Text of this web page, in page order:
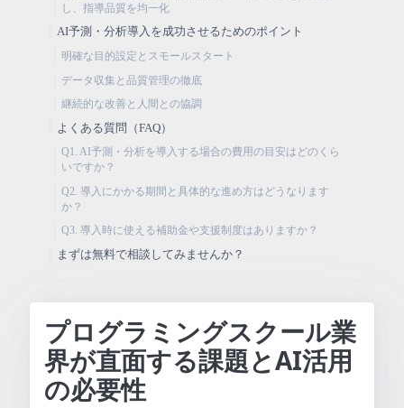
し、指導品質を均一化
AI予測・分析導入を成功させるためのポイント
明確な目的設定とスモールスタート
データ収集と品質管理の徹底
継続的な改善と人間との協調
よくある質問（FAQ）
Q1. AI予測・分析を導入する場合の費用の目安はどのくら
いですか？
Q2. 導入にかかる期間と具体的な進め方はどうなります
か？
Q3. 導入時に使える補助金や支援制度はありますか？
まずは無料で相談してみませんか？
プログラミングスクール業
界が直面する課題とAI活用
の必要性